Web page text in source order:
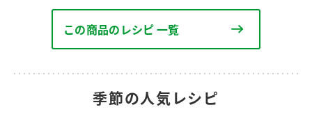
この商品のレシピ 一覧
季節の人気レシピ